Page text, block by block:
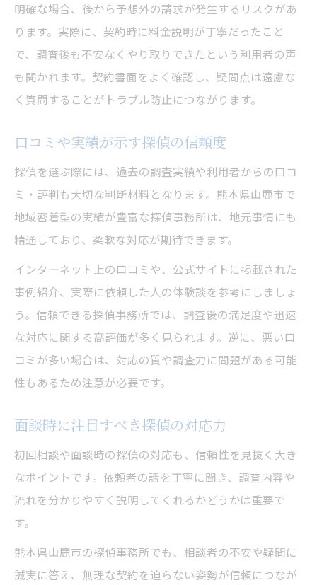
明確な場合、後から予想外の請求が発生するリスクがあ
ります。実際に、契約時に料金説明が丁寧だったこと
で、調査後も不安なくやり取りできたという利用者の声
も聞かれます。契約書面をよく確認し、疑問点は遠慮な
く質問することがトラブル防止につながります。
口コミや実績が示す探偵の信頼度
探偵を選ぶ際には、過去の調査実績や利用者からの口コ
ミ・評判も大切な判断材料となります。熊本県山鹿市で
地域密着型の実績が豊富な探偵事務所は、地元事情にも
精通しており、柔軟な対応が期待できます。
インターネット上の口コミや、公式サイトに掲載された
事例紹介、実際に依頼した人の体験談を参考にしましょ
う。信頼できる探偵事務所では、調査後の満足度や迅速
な対応に関する高評価が多く見られます。逆に、悪い口
コミが多い場合は、対応の質や調査力に問題がある可能
性もあるため注意が必要です。
面談時に注目すべき探偵の対応力
初回相談や面談時の探偵の対応も、信頼性を見抜く大き
なポイントです。依頼者の話を丁寧に聞き、調査内容や
流れを分かりやすく説明してくれるかどうかは重要で
す。
熊本県山鹿市の探偵事務所でも、相談者の不安や疑問に
誠実に答え、無理な契約を迫らない姿勢が信頼につなが